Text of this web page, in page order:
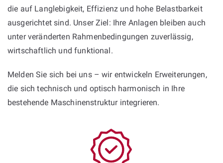
die auf Langlebigkeit, Effizienz und hohe Belastbarkeit
ausgerichtet sind. Unser Ziel: Ihre Anlagen bleiben auch
unter veränderten Rahmenbedingungen zuverlässig,
wirtschaftlich und funktional.
Melden Sie sich bei uns – wir entwickeln Erweiterungen,
die sich technisch und optisch harmonisch in Ihre
bestehende Maschinenstruktur integrieren.